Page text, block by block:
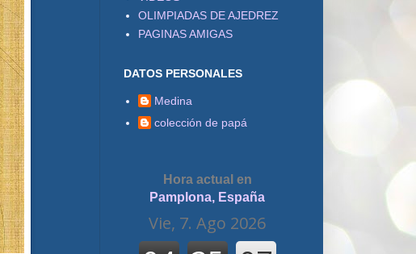
OLIMPIADAS DE AJEDREZ
PAGINAS AMIGAS
DATOS PERSONALES
Medina
colección de papá
Hora actual en
Pamplona, España